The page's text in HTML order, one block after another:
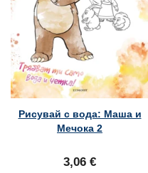
Рисувай с вода: Маша и
Мечока 2
3,06 €